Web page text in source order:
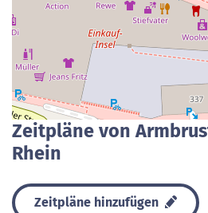
Zeitpläne von
Rhein
Zeitpläne hinzufügen